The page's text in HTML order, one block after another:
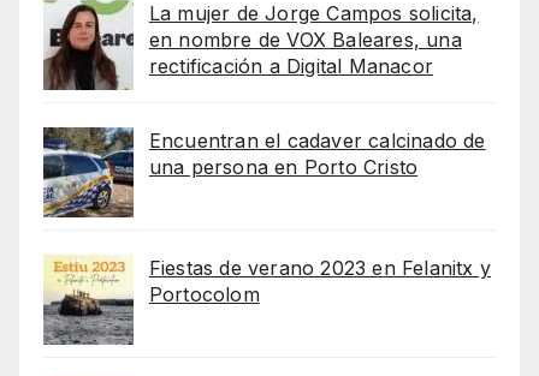
La mujer de Jorge Campos solicita,
en nombre de VOX Baleares, una
rectificación a Digital Manacor
Encuentran el cadaver calcinado de
una persona en Porto Cristo
Fiestas de verano 2023 en Felanitx y
Portocolom